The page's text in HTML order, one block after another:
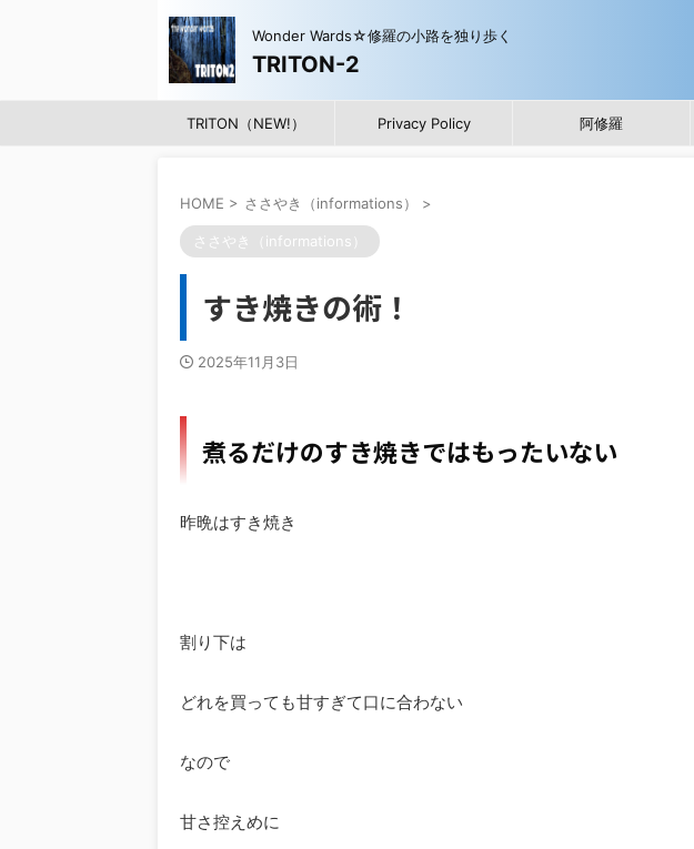
Wonder Wards☆修羅の小路を独り歩く
TRITON-2
TRITON（NEW!） Privacy Policy 阿修羅
HOME > ささやき（informations） >
ささやき（informations）
すき焼きの術！
2025年11月3日
煮るだけのすき焼きではもったいない
昨晩はすき焼き
割り下は
どれを買っても甘すぎて口に合わない
なので
甘さ控えめに